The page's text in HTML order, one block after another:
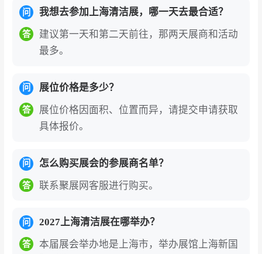
公共厕所设施展区则围绕“现代设计、智能管理、
人性化服务”，探索城市公共空间品质升级新路
径。
力、白云、百汰、格兰高等众多行业头部品牌已
确认参展，覆盖设备、机器人、系统解决方案等
核心领域。
备博览会（CCE）将全面升级国际化战略，通过
精准EDM营销、VIP买家团配对、海外社媒矩阵
体的国际通路，助力中国清洁品牌高效链接全球
市场。
问 我想去参加上海清洁展，哪一天去最合适？
答
建议第一天和第二天前往，那两天展商和活动
最多。
问 展位价格是多少？
答
展位价格因面积、位置而异，请提交申请获取
具体报价。
问 怎么购买展会的参展商名单？
答 联系聚展网客服进行购买。
问 2027上海清洁展在哪举办？
答
本届展会举办地是上海市，举办展馆上海新国